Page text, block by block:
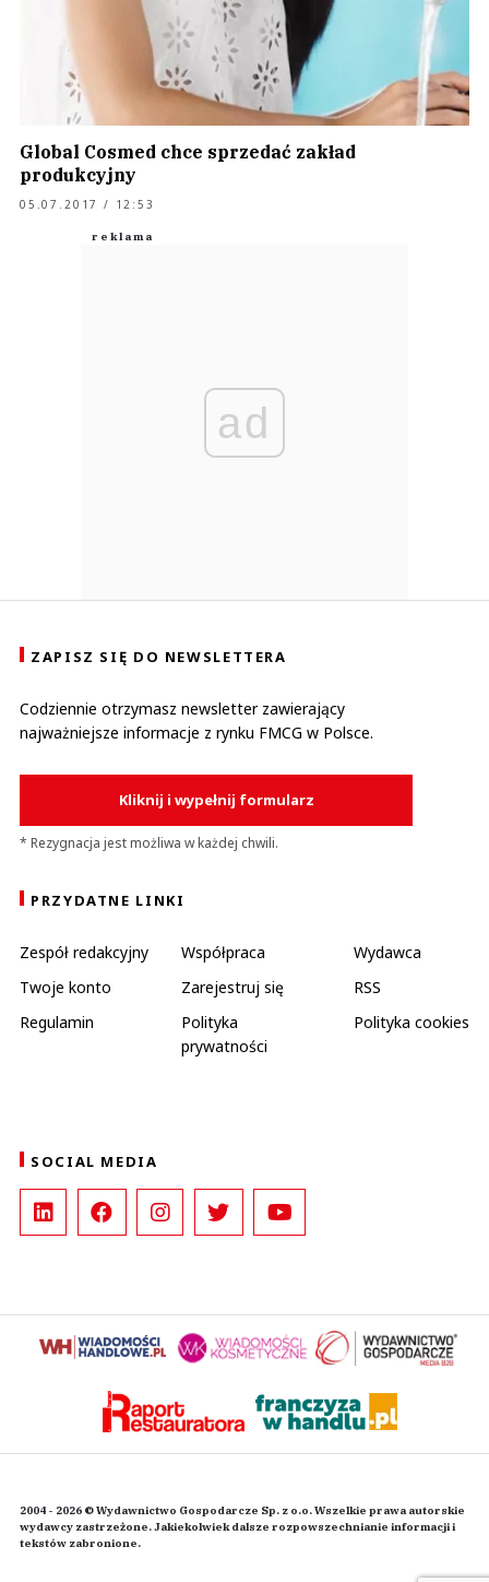
Global Cosmed chce sprzedać zakład
produkcyjny
05.07.2017 / 12:53
ad
ZAPISZ SIĘ DO NEWSLETTERA
Codziennie otrzymasz newsletter zawierający
najważniejsze informacje z rynku FMCG w Polsce.
Kliknij i wypełnij formularz
* Rezygnacja jest możliwa w każdej chwili.
PRZYDATNE LINKI
Zespół redakcyjny Współpraca
Wydawca
Twoje konto
Zarejestruj się
RSS
Regulamin
Polityka
prywatności
Polityka cookies
SOCIAL MEDIA
2004 - 2026 © Wydawnictwo Gospodarcze Sp. z o.o. Wszelkie prawa autorskie
wydawcy zastrzeżone. Jakiekolwiek dalsze rozpowszechnianie informacji i
tekstów zabronione.